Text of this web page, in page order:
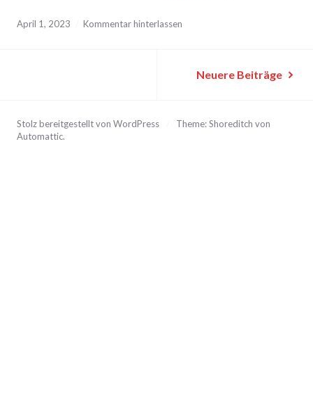
April 1, 2023 Kommentar hinterlassen
Neuere Beiträge
Stolz bereitgestellt von WordPress
Theme: Shoreditch von
Automattic.